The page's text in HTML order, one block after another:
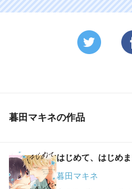
暮田マキネの作品
はじめて、はじめ
暮田マキネ